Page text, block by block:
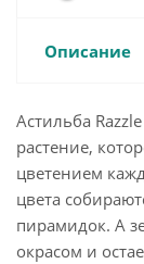
Описание
Астильба
растение,
цветением
цвета
пирамидок. А
окрасом и